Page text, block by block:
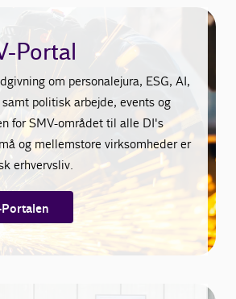
Portal
om personalejura, ESG, AI,
politisk arbejde, events og
for SMV-området til alle DI's
og mellemstore virksomheder er
erhvervsliv.